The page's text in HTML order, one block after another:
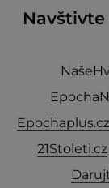
Epochaplus.cz
21Stoleti.cz